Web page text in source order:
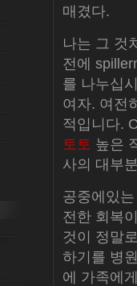
매겼다.
나는 그 것
전에
를 나누십
여자. 여전
적입니다.
토토 높은
사의 대부
공중에있
전한 회복
것이 정말
하기를 병
에 가족에